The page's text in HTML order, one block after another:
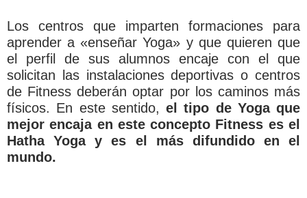
Los centros que imparten formaciones para
aprender a «enseñar Yoga» y que quieren que
el perfil de sus alumnos encaje con el que
solicitan las instalaciones deportivas o centros
de Fitness deberán optar por los caminos más
físicos. En este sentido, el tipo de Yoga que
mejor encaja en este concepto Fitness es el
Hatha Yoga y es el más difundido en el
mundo.